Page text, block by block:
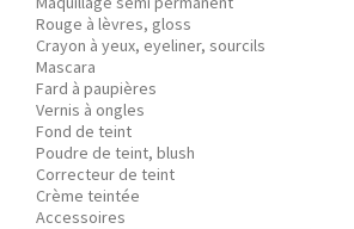
Rouge à lèvres, gloss
Crayon à yeux, eyeliner, sourcils
Mascara
Fard à paupières
Vernis à ongles
Fond de teint
Poudre de teint, blush
Correcteur de teint
Crème teintée
Accessoires